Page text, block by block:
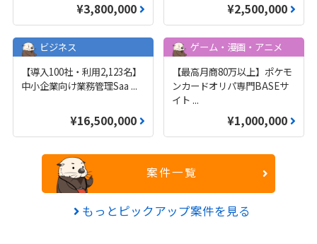
¥3,800,000 ¥2,500,000
ビジネス
【導入100社・利用2,123名】
中小企業向け業務管理Saa ...
¥16,500,000
ゲーム・漫画・アニメ
【最高月商80万以上】ポケモ
ンカードオリパ専門BASEサ
イト ...
¥1,000,000
案件一覧
もっとピックアップ案件を見る